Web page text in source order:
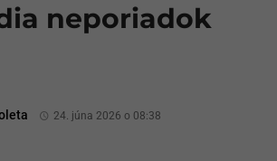
neporiadok
24. júna 2026 o 08:38